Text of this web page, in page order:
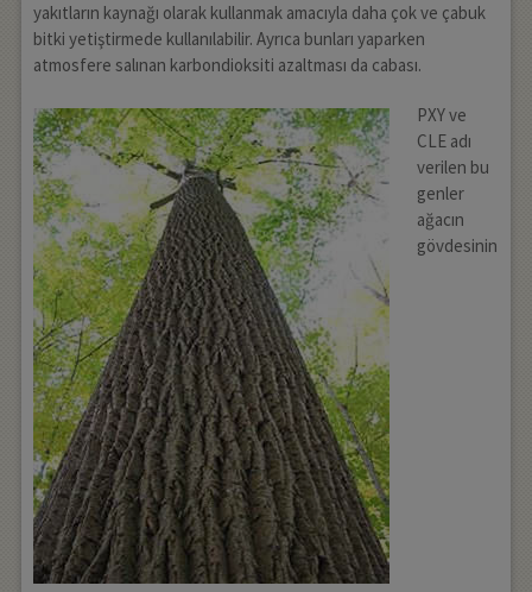
yakıtların kaynağı olarak kullanmak amacıyla daha çok ve çabuk
bitki yetiştirmede kullanılabilir. Ayrıca bunları yaparken
atmosfere salınan karbondioksiti azaltması da cabası.
PXY ve
CLE adı
verilen bu
genler
ağacın
gövdesinin